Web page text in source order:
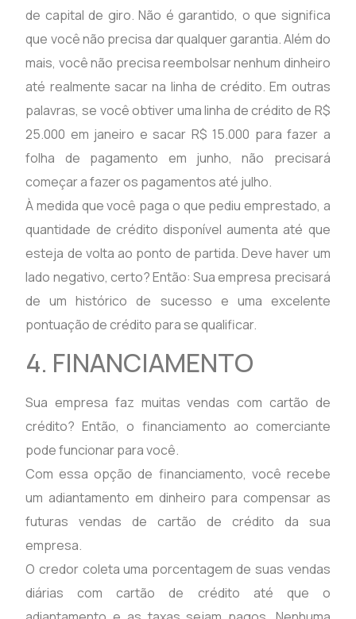
de capital de giro. Não é garantido, o que significa
que você não precisa dar qualquer garantia. Além do
mais, você não precisa reembolsar nenhum dinheiro
até realmente sacar na linha de crédito. Em outras
palavras, se você obtiver uma linha de crédito de R$
25.000 em janeiro e sacar R$ 15.000 para fazer a
folha de pagamento em junho, não precisará
começar a fazer os pagamentos até julho.
À medida que você paga o que pediu emprestado, a
quantidade de crédito disponível aumenta até que
esteja de volta ao ponto de partida. Deve haver um
lado negativo, certo? Então: Sua empresa precisará
de um histórico de sucesso e uma excelente
pontuação de crédito para se qualificar.
4. FINANCIAMENTO
Sua empresa faz muitas vendas com cartão de
crédito? Então, o financiamento ao comerciante
pode funcionar para você.
Com essa opção de financiamento, você recebe
um adiantamento em dinheiro para compensar as
futuras vendas de cartão de crédito da sua
empresa.
O credor coleta uma porcentagem de suas vendas
diárias com cartão de crédito até que o